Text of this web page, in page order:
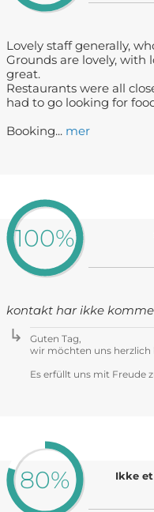
Lovely staff generally,
Grounds are lovely, with
great.
Restaurants were all
had to go looking for
Booking... mer
100%
kontakt har ikke
Guten Tag,
wir möchten uns herzlich
Es erfüllt uns mit Freude
80%
Ikke